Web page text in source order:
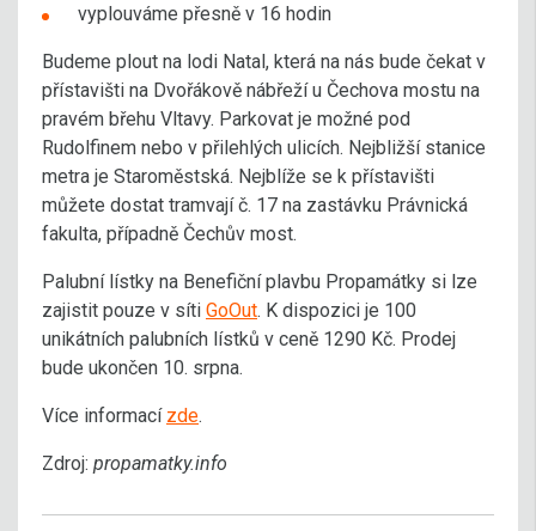
vyplouváme přesně v 16 hodin
Budeme plout na lodi Natal, která na nás bude čekat v
přístavišti na Dvořákově nábřeží u Čechova mostu na
pravém břehu Vltavy. Parkovat je možné pod
Rudolfinem nebo v přilehlých ulicích. Nejbližší stanice
metra je Staroměstská. Nejblíže se k přístavišti
můžete dostat tramvají č. 17 na zastávku Právnická
fakulta, případně Čechův most.
Palubní lístky na Benefiční plavbu Propamátky si lze
zajistit pouze v síti GoOut. K dispozici je 100
unikátních palubních lístků v ceně 1290 Kč. Prodej
bude ukončen 10. srpna.
Více informací zde.
Zdroj: propamatky.info